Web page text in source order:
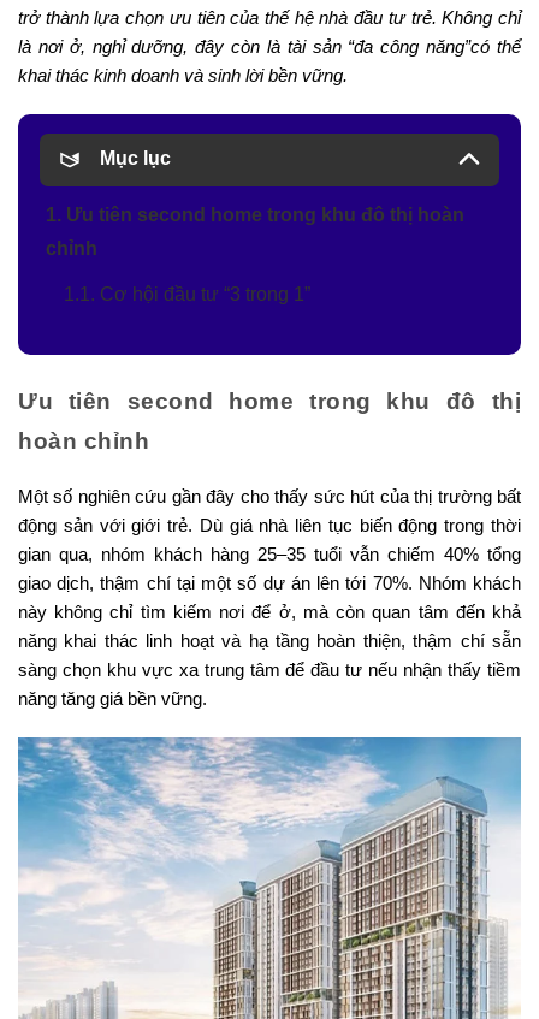
trở thành lựa chọn ưu tiên của thế hệ nhà đầu tư trẻ. Không chỉ
là nơi ở, nghỉ dưỡng, đây còn là tài sản “đa công năng”có thể
khai thác kinh doanh và sinh lời bền vững.
Mục lục
1. Ưu tiên second home trong khu đô thị hoàn
chỉnh
1.1. Cơ hội đầu tư “3 trong 1”
Ưu tiên second home trong khu đô thị
hoàn chỉnh
Một số nghiên cứu gần đây cho thấy sức hút của thị trường bất
động sản với giới trẻ. Dù giá nhà liên tục biến động trong thời
gian qua, nhóm khách hàng 25–35 tuổi vẫn chiếm 40% tổng
giao dịch, thậm chí tại một số dự án lên tới 70%. Nhóm khách
này không chỉ tìm kiếm nơi để ở, mà còn quan tâm đến khả
năng khai thác linh hoạt và hạ tầng hoàn thiện, thậm chí sẵn
sàng chọn khu vực xa trung tâm để đầu tư nếu nhận thấy tiềm
năng tăng giá bền vững.